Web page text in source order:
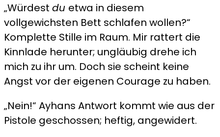
„Würdest du etwa in diesem
vollgewichsten Bett schlafen wollen?“
Komplette Stille im Raum. Mir rattert die
Kinnlade herunter; ungläubig drehe ich
mich zu ihr um. Doch sie scheint keine
Angst vor der eigenen Courage zu haben.
„Nein!“ Ayhans Antwort kommt wie aus der
Pistole geschossen; heftig, angewidert.